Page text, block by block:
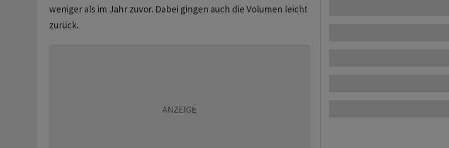
weniger als im Jahr zuvor. Dabei gingen auch die Volumen leicht
zurück.